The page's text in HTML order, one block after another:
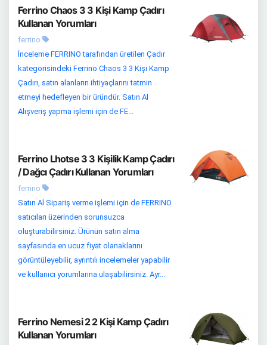
Ferrino Chaos 3 3 Kişi Kamp Çadırı
Kullanan Yorumları
ferrino
İnceleme FERRINO tarafından üretilen Çadır
kategorisindeki Ferrino Chaos 3 3 Kişi Kamp
Çadırı, satın alanların ihtiyaçlarını tatmin
etmeyi hedefleyen bir üründür. Satın Al
Alışveriş yapma işlemi için de FE...
Ferrino Lhotse 3 3 Kişilik Kamp Çadırı
/ Dağcı Çadırı Kullanan Yorumları
ferrino
Satın Al Sipariş verme işlemi için de FERRINO
satıcıları üzerinden sorunsuzca
oluşturabilirsiniz. Ürünün satın alma
sayfasında en ucuz fiyat olanaklarını
görüntüleyebilir, ayrıntılı incelemeler yapabilir
ve kullanıcı yorumlarına ulaşabilirsiniz. Ayr...
Ferrino Nemesi 2 2 Kişi Kamp Çadırı
Kullanan Yorumları